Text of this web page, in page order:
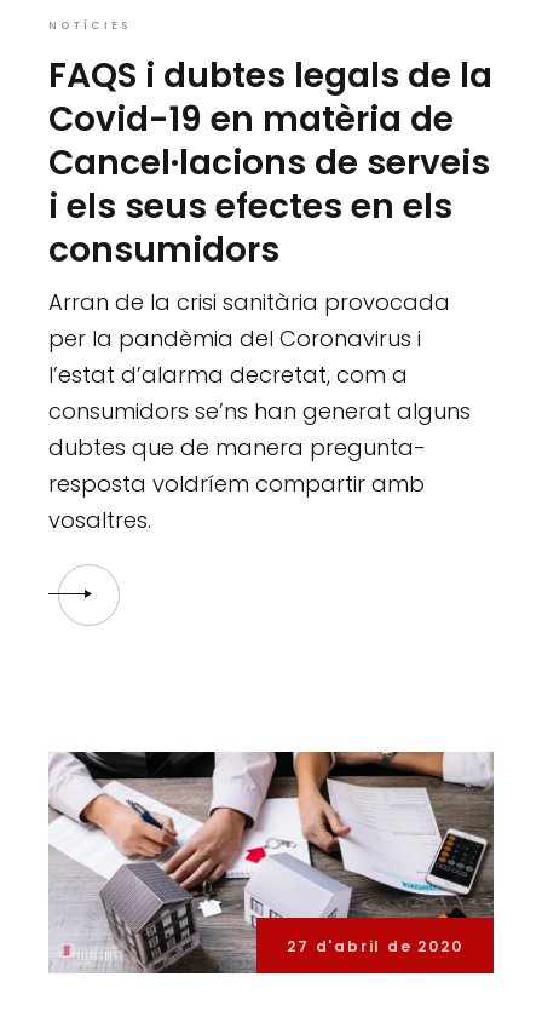
NOTÍCIES
FAQS i dubtes legals de la
Covid-19 en matèria de
Cancel·lacions de serveis
i els seus efectes en els
consumidors
Arran de la crisi sanitària provocada
per la pandèmia del Coronavirus i
l’estat d’alarma decretat, com a
consumidors se’ns han generat alguns
dubtes que de manera pregunta-
resposta voldríem compartir amb
vosaltres.
27 d'abril de 2020